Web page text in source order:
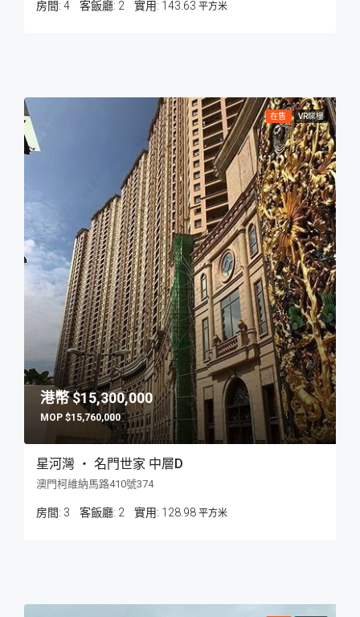
房間: 4 客飯廳: 2 143.63 平方米
在售 VR睇樓
$15,300,000
$15,760,000
星河灣 ‧ 名門世家 中層D
澳門柯維納馬路410號374
房間: 3 客飯廳: 2 128.98 平方米